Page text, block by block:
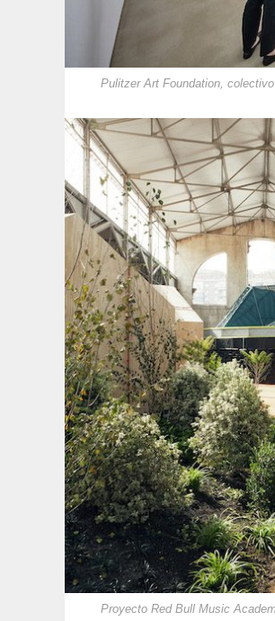
Pulitzer Art Foundation,
Proyecto Red Bull Music